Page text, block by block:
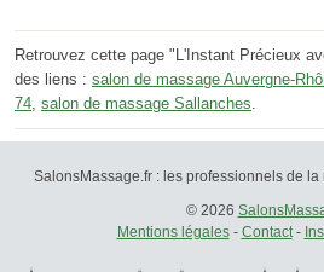
Retrouvez cette page "L'Instant Précieux
des liens : salon de massage Auvergne-
74 salon de massage Sallanches
SalonsMassage.fr : les professionnels de
© 2026
Mentions légales- Contact-